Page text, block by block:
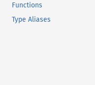
Functions
Type Aliases